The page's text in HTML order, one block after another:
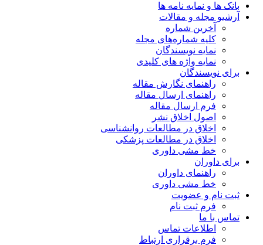
بانک ها و نمایه نامه ها
آرشیو مجله و مقالات
آخرین شماره
کلیه شماره‌های مجله
نمایه نویسندگان
نمایه واژه های کلیدی
برای نویسندگان
راهنمای نگارش مقاله
راهنمای ارسال مقاله
فرم ارسال مقاله
اصول اخلاق نشر
اخلاق در مطالعات روانشناسی
اخلاق در مطالعات پزشکی
خط مشی داوری
برای داوران
راهنمای داوران
خط مشی داوری
ثبت نام و عضویت
فرم ثبت نام
تماس با ما
اطلاعات تماس
فرم برقراری ارتباط